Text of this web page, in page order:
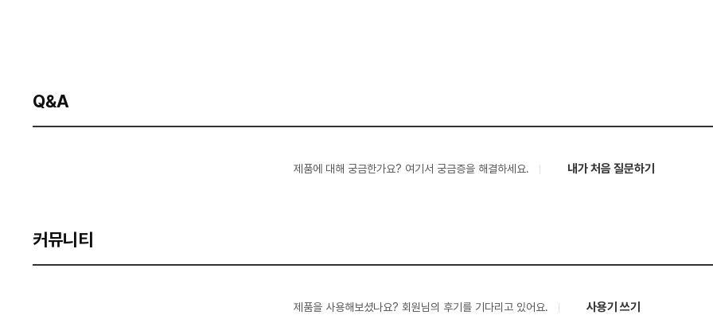
Q&A
제품에 대해 궁금한가요? 여기서 궁금증을 해결하세요. 내가 처음 질문하기
커뮤니티
제품을 사용해보셨나요? 회원님의 후기를 기다리고 있어요. 사용기 쓰기